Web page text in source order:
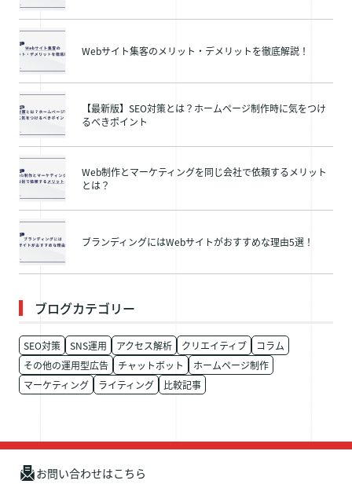
Webサイト集客のメリット・デメリットを徹底解説！
【最新版】SEO対策とは？ホームページ制作時に気をつけ
るべきポイント
Web制作とマーケティングを同じ会社で依頼するメリット
とは？
ブランディングにはWebサイトがおすすめな理由5選！
ブログカテゴリー
SEO対策 SNS運用 アクセス解析 クリエイティブ
コラム
その他の運用型広告
チャットボット
ホームページ制作
マーケティング
ライティング 比較記事
お問い合わせはこちら